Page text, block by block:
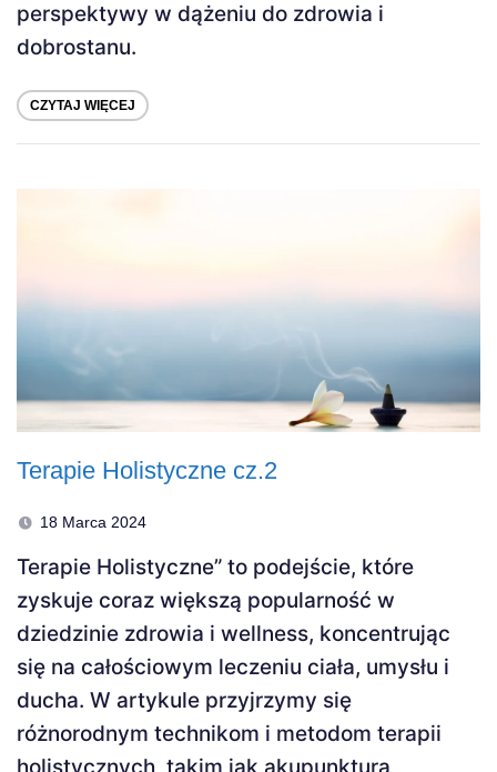
perspektywy w dążeniu do zdrowia i
dobrostanu.
CZYTAJ WIĘCEJ
Terapie Holistyczne cz.2
18 Marca 2024
Terapie Holistyczne” to podejście, które
zyskuje coraz większą popularność w
dziedzinie zdrowia i wellness, koncentrując
się na całościowym leczeniu ciała, umysłu i
ducha. W artykule przyjrzymy się
różnorodnym technikom i metodom terapii